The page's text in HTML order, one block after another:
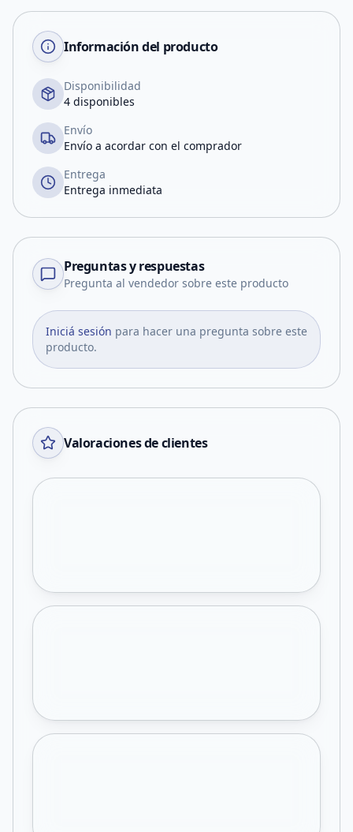
Información del producto
Disponibilidad
4 disponibles
Envío
Envío a acordar con el comprador
Entrega
Entrega inmediata
Preguntas y respuestas
Pregunta al vendedor sobre este producto
Iniciá sesión para hacer una pregunta sobre este
producto.
Valoraciones de clientes